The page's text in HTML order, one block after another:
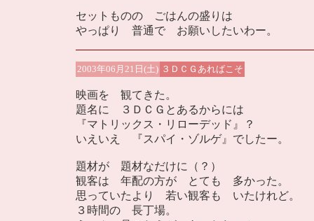
セットものの ごはんの盛りは
やっぱり 普通で お願いしたいわー。
2003年06月21日(土) ３ＤＣＧあればこそ
映画を 観てきた。
題名に ３ＤＣＧとあるからには
『マトリックス・リローデッド』？
いえいえ 『スパイ・ゾルゲ』でしたー。
題材が 題材なだけに（？）
観客は 年配の方が とても 多かった。
思っていたより 若い観客も いたけれど。
３時間の 長丁場。